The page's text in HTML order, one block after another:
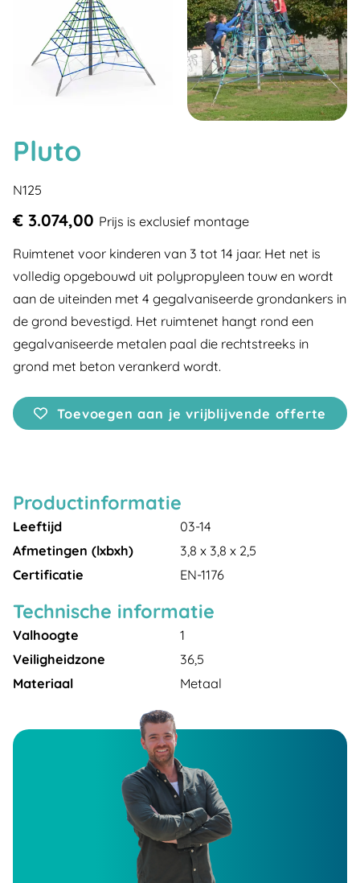
Pluto
N125
€ 3.074,00 Prijs is exclusief montage
Ruimtenet voor kinderen van 3 tot 14 jaar. Het net is
volledig opgebouwd uit polypropyleen touw en wordt
aan de uiteinden met 4 gegalvaniseerde grondankers in
de grond bevestigd. Het ruimtenet hangt rond een
gegalvaniseerde metalen paal die rechtstreeks in
grond met beton verankerd wordt.
Toevoegen aan je vrijblijvende offerte
Productinformatie
Leeftijd
03-14
Afmetingen (lxbxh)
3,8 x 3,8 x 2,5
Certificatie
EN-1176
Technische informatie
Valhoogte
1
Veiligheidzone
36,5
Materiaal
Metaal